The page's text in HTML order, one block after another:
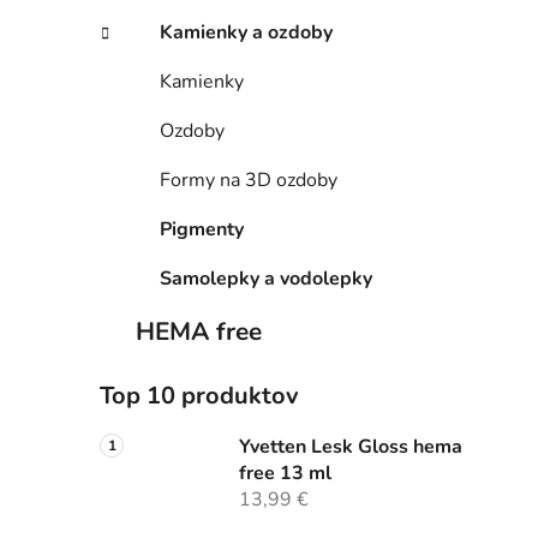
Kamienky a ozdoby
Kamienky
Ozdoby
Formy na 3D ozdoby
Pigmenty
Samolepky a vodolepky
HEMA free
Top 10 produktov
Yvetten Lesk Gloss hema
free 13 ml
13,99 €